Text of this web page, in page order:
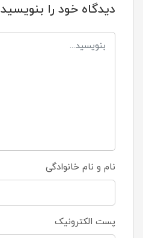
دیدگاه خود را بنویسید
نام و نام خانوادگی
پست الکترونیک